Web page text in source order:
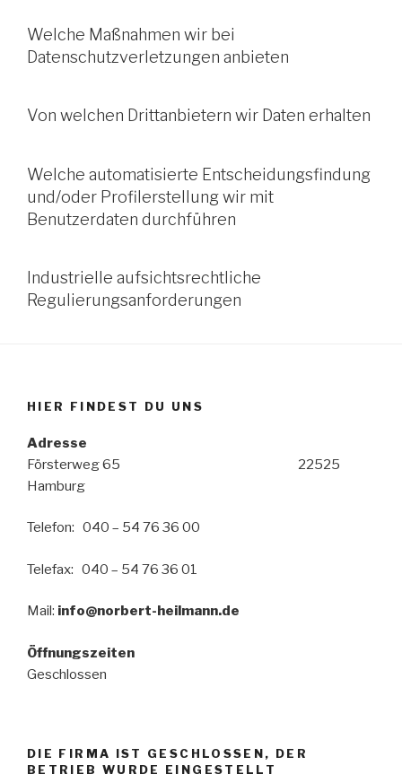
Welche Maßnahmen wir bei
Datenschutzverletzungen anbieten
Von welchen Drittanbietern wir Daten erhalten
Welche automatisierte Entscheidungsfindung
und/oder Profilerstellung wir mit
Benutzerdaten durchführen
Industrielle aufsichtsrechtliche
Regulierungsanforderungen
HIER FINDEST DU UNS
Adresse
Försterweg 65 22525
Hamburg
Telefon: 040 – 54 76 36 00
Telefax: 040 – 54 76 36 01
Mail: info@norbert-heilmann.de
Öffnungszeiten
Geschlossen
DIE FIRMA IST GESCHLOSSEN, DER
BETRIEB WURDE EINGESTELLT